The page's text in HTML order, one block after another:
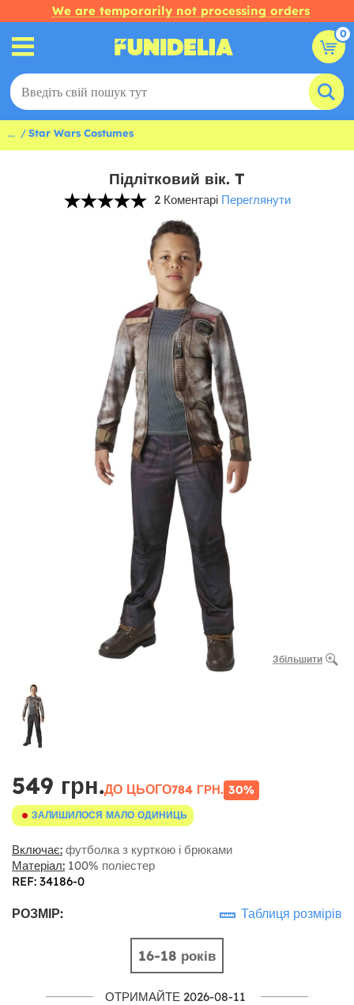
We are temporarily not processing orders
0
... Star Wars Costumes
Підлітковий вік. T
2 Коментарі Переглянути
Збільшити
549 грн.ДО ЦЬОГО784 ГРН. 30%
ЗАЛИШИЛОСЯ МАЛО ОДИНИЦЬ
Включає: футболка з курткою і брюками
Матеріал: 100% поліестер
REF: 34186-0
РОЗМІР: Таблиця розмірів
16-18 років
ОТРИМАЙТЕ 2026-08-11